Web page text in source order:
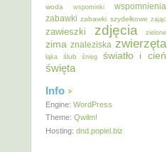
woda wspominki
wspomnienia
zabawki zabawki szydełkowe zając
zawieszki zdjęcia zielone
zima znaleziska zwierzęta
łąka ślub śnieg światło i cień
święta
Info
Engine: WordPress
Theme: Qwilm!
Hosting: dnd.popiel.biz